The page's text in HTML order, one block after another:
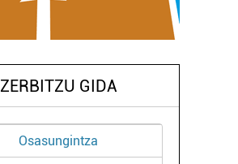
ZERBITZU GIDA
Janari prestatuak